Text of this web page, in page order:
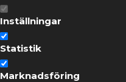
Inställningar
Statistik
Marknadsföring